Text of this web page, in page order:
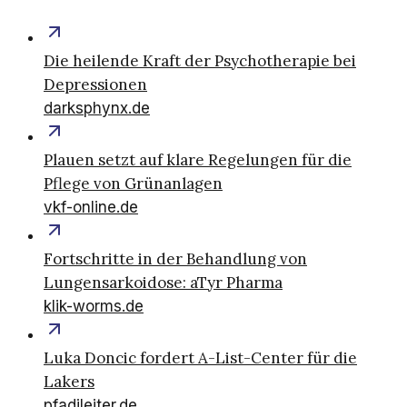
Die heilende Kraft der Psychotherapie bei
Depressionen
darksphynx.de
Plauen setzt auf klare Regelungen für die
Pflege von Grünanlagen
vkf-online.de
Fortschritte in der Behandlung von
Lungensarkoidose: aTyr Pharma
klik-worms.de
Luka Doncic fordert A-List-Center für die
Lakers